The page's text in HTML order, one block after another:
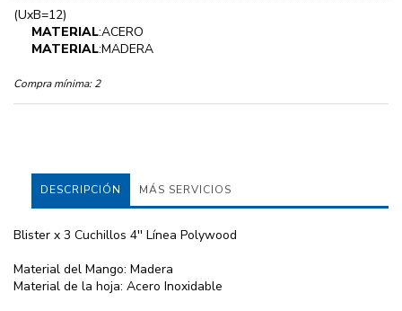
(UxB=12)
MATERIAL:ACERO
MATERIAL:MADERA
Compra mínima: 2
DESCRIPCIÓN MÁS SERVICIOS
Blister x 3 Cuchillos 4'' Línea Polywood
Material del Mango: Madera
Material de la hoja: Acero Inoxidable